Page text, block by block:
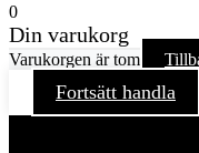
0
Din varukorg
Varukorgen är tom
Fortsätt handla